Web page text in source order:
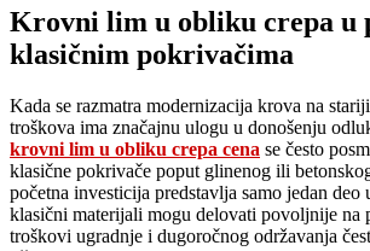
Krovni lim u obliku crepa u
klasičnim pokrivačima
Kada se razmatra modernizacija krova na
troškova ima značajnu ulogu u donošenju
krovni lim u obliku crepa cena se često
klasične pokrivače poput glinenog ili
početna investicija predstavlja samo jedan
klasični materijali mogu delovati povoljnije na
troškovi ugradnje i dugoročnog održavanja